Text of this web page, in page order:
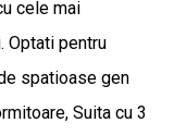
cele mai
Optati pentru
spatioase gen
Suita cu 3